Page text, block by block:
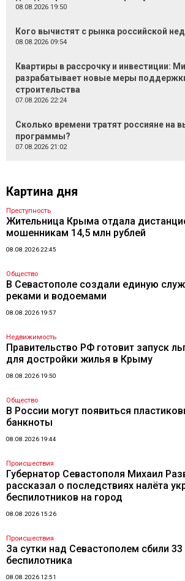
08.08.2026 19:50
Кого вычистят с рынка российской
08.08.2026 09:54
Квартиры в рассрочку и инвестиции:
разрабатывает новые меры
строительства
07.08.2026 22:24
Сколько времени тратят россияне на
программы?
07.08.2026 21:02
Картина дня
Преступность
Жительница Крыма отдала
мошенникам 14,5 млн рублей
08.08.2026 22:45
Общество
В Севастополе создали единую
реками и водоемами
08.08.2026 19:57
Недвижимость
Правительство РФ готовит запуск
для достройки жилья в Крыму
08.08.2026 19:50
Общество
В России могут появиться
банкноты
08.08.2026 19:44
Происшествия
Губернатор Севастополя Михаил
рассказал о последствиях налёта
беспилотников на город
08.08.2026 15:26
Происшествия
За сутки над Севастополем сбили 33
беспилотника
08.08.2026 12:51